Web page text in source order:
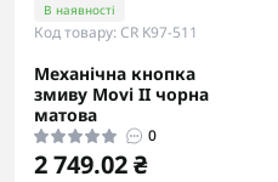
В наявності
Код товару: CR K97-511
Механічна кнопка
змиву Movi II чорна
матова
0
2 749.02 ₴